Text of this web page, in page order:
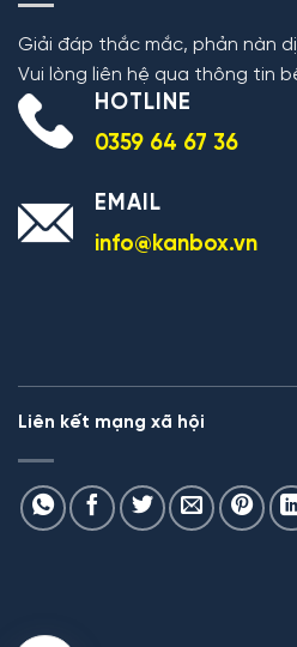
Giải đáp thắc mắc, phản nàn
Vui lòng liên hệ qua thông tin
HOTLINE
0359 64 67 36
EMAIL
info@kanbox.vn
Liên kết mạng xã hội